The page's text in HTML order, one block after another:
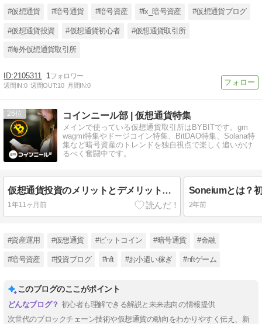
#仮想通貨 #暗号通貨 #暗号資産 #fx_暗号資産 #仮想通貨ブログ
#仮想通貨投資 #仮想通貨初心者 #仮想通貨取引所
#海外仮想通貨取引所
2105311 1
週間IN:0 週間OUT:10 月間IN:0
26 コインニール部 | 仮想通貨特集
メインで使っている仮想通貨取引所はBYBITです。gm
wagmi特集やドージコイン特集、BitDAO特集、Solana特
集など暗号資産のトレンドを独自視点で楽しく追いかけ
るべく奮闘中です。
仮想通貨投資のメリットとデメリットとは？初心者でも分かるポイントを徹底解説！
1年11ヶ月前 2年前
#資産運用 #仮想通貨 #ビットコイン #暗号通貨 #金融
#暗号資産 #投資ブログ #nft #お小遣い稼ぎ #nftゲーム
このブログのここがポイント
初心者も理解できる解説と未来志向の情報提供
次世代のブロックチェーン技術や仮想通貨の動向をわかりやすく伝え、新